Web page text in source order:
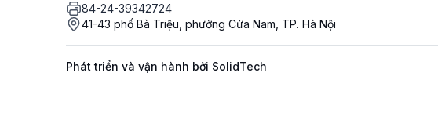
84-24-39342724
41-43 phố Bà Triệu, phường Cửa Nam, TP. Hà Nội
Phát triển và vận hành bởi SolidTech